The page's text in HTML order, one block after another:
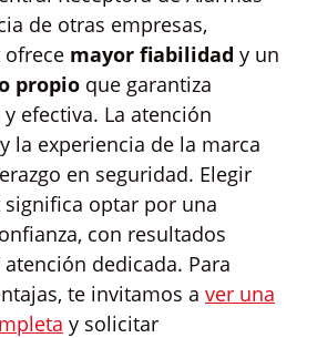
de otras empresas,
ofrece mayor fiabilidad y un
propio que garantiza
efectiva. La atención
y la experiencia de la marca
en seguridad. Elegir
significa optar por una
con resultados
dedicada. Para
te invitamos a ver una
y solicitar